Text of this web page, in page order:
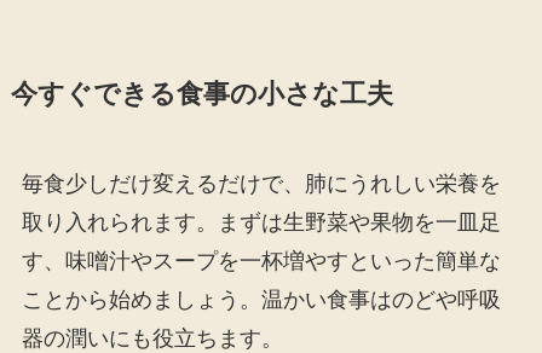
今すぐできる食事の小さな工夫
毎食少しだけ変えるだけで、肺にうれしい栄養を
取り入れられます。まずは生野菜や果物を一皿足
す、味噌汁やスープを一杯増やすといった簡単な
ことから始めましょう。温かい食事はのどや呼吸
器の潤いにも役立ちます。